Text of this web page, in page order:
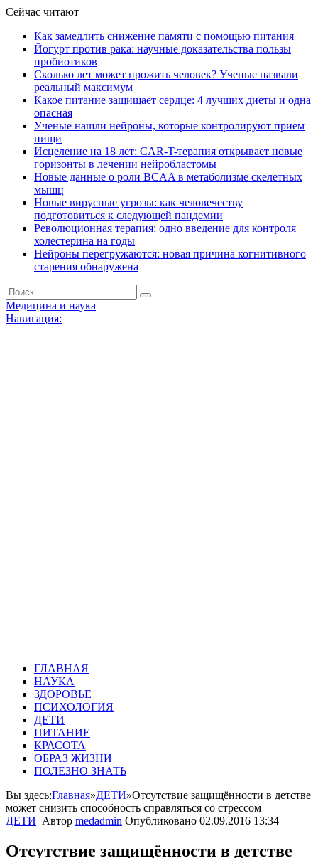
Сейчас читают
Как замедлить снижение памяти с помощью питания
Йогурт против рака: научные доказательства пользы
пробиотиков
Сколько лет может прожить человек? Ученые назвали
реальный максимум
Какое питание защищает сердце: 4 лучших диеты и одна
опасная
Ученые нашли нейроны, которые контролируют прием
пищи
Исцеление на 18 лет: CAR-T-терапия открывает новые
горизонты в лечении нейробластомы
Новые данные о роли BCAA в метаболизме скелетных
мышц
Новые вирусные угрозы: как человечеству
подготовиться к следующей пандемии
Революционная терапия: одно введение для контроля
холестерина на годы
Нейроны перегружаются: новая причина когнитивного
старения обнаружена
Медицина и наука
Навигация:
ГЛАВНАЯ
НАУКА
ЗДОРОВЬЕ
ПСИХОЛОГИЯ
ДЕТИ
ПИТАНИЕ
КРАСОТА
ОБРАЗ ЖИЗНИ
ПОЛЕЗНО ЗНАТЬ
Вы здесь:Главная»ДЕТИ»Отсутствие защищённости в детстве
может снизить способность справляться со стрессом
ДЕТИ Автор medadmin Опубликовано 02.09.2016 13:34
Отсутствие защищённости в детстве